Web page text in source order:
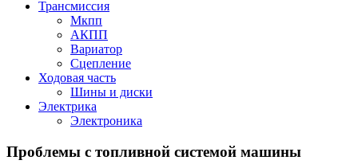
Трансмиссия
Мкпп
АКПП
Вариатор
Сцепление
Ходовая часть
Шины и диски
Электрика
Электроника
Проблемы с топливной системой машины